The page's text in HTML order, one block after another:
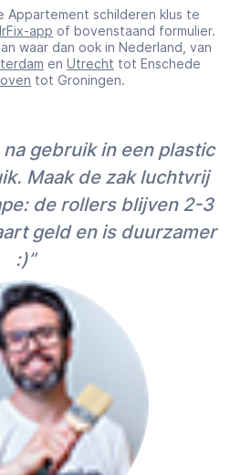
Appartement schilderen klus te
app of bovenstaand formulier.
waar dan ook in Nederland, van
en Utrecht tot Enschede
tot Groningen.
gebruik in een plastic
Maak de zak luchtvrij
de rollers blijven 2-3
geld en is duurzamer
:)”